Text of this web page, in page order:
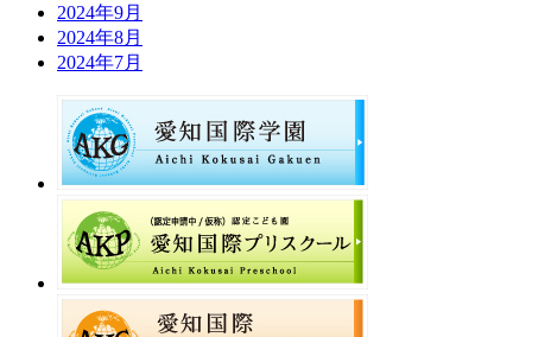
2024年9月
2024年8月
2024年7月